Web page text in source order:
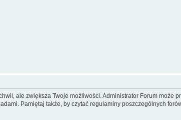
ale zwiększa Twoje możliwości. Administrator Forum może
Pamiętaj także, by czytać regulaminy poszczególnych